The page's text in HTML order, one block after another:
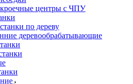
центры с ЧПУ
по дереву
деревообрабатывающие